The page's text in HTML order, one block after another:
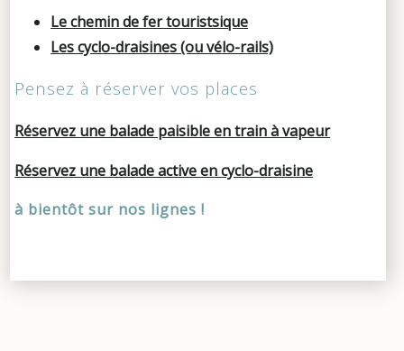
Le chemin de fer touristsique
Les cyclo-draisines (ou vélo-rails)
Pensez à réserver vos places
Réservez une balade paisible en train à vapeur
Réservez une balade active en cyclo-draisine
à bientôt sur nos lignes !